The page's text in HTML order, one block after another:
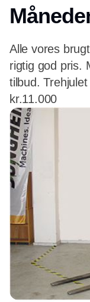
Alle vores
rigtig god pris.
tilbud.
kr.11.000